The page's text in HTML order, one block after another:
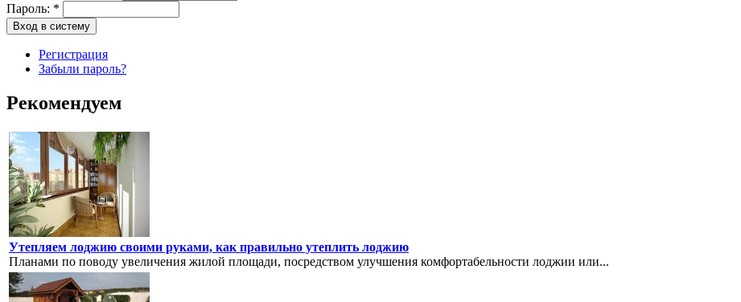
Пароль: *
Регистрация
Забыли пароль?
Рекомендуем
Утепляем лоджию своими руками, как правильно утеплить лоджию
Планами по поводу увеличения жилой площади, посредством улучшения комфортабельности лоджии или...